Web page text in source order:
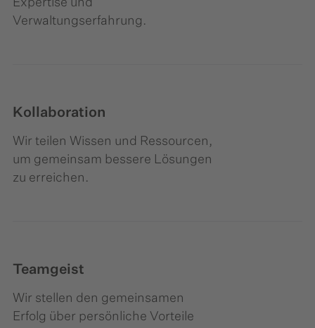
Expertise und
Verwaltungserfahrung.
Kollaboration
Wir teilen Wissen und Ressourcen,
um gemeinsam bessere Lösungen
zu erreichen.
Teamgeist
Wir stellen den gemeinsamen
Erfolg über persönliche Vorteile